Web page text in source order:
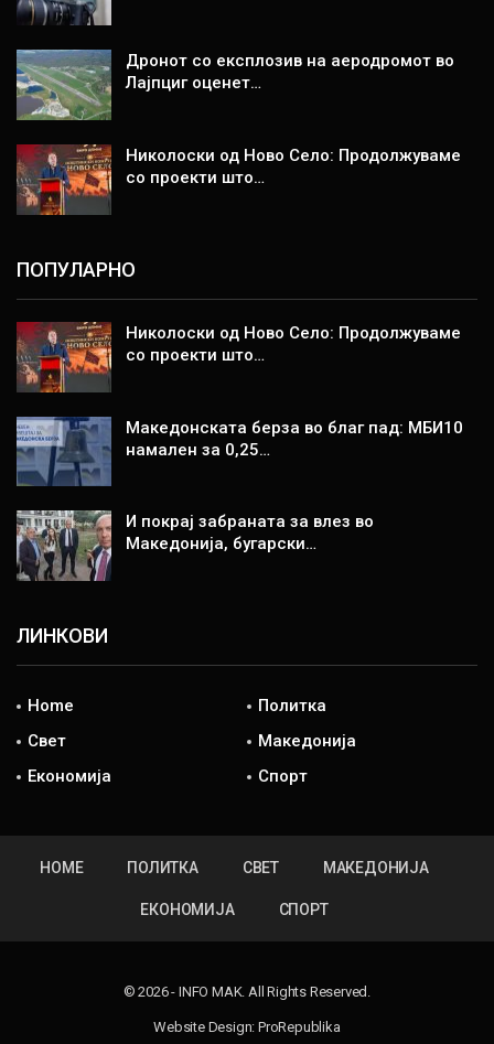
Дронот со експлозив на аеродромот во
Лајпциг оценет…
Николоски од Ново Село: Продолжуваме
со проекти што…
ПОПУЛАРНО
Николоски од Ново Село: Продолжуваме
со проекти што…
Македонската берза во благ пад: МБИ10
намален за 0,25…
И покрај забраната за влез во
Македонија, бугарски…
ЛИНКОВИ
Home
Политка
Свет
Македонија
Економија
Спорт
HOME ПОЛИТКА СВЕТ МАКЕДОНИЈА
ЕКОНОМИЈА СПОРТ
© 2026 - INFO MAK. All Rights Reserved.
Website Design:ProRepublika